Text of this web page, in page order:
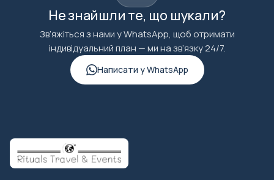
Не знайшли те, що шукали?
Зв’яжіться з нами у WhatsApp, щоб отримати
індивідуальний план — ми на зв’язку 24/7.
Написати у WhatsApp